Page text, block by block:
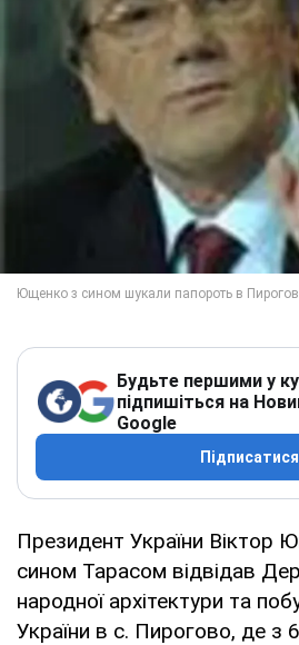
Будьте першими у
підпишіться на
Google
Підписатися
Президент України Віктор
сином Тарасом відвідав
народної архітектури та
України в с. Пирогово, де з